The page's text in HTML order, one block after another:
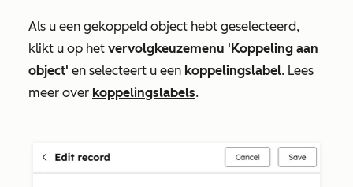
Als u een gekoppeld object hebt geselecteerd,
klikt u op het vervolgkeuzemenu 'Koppeling aan
object' en selecteert u een koppelingslabel. Lees
meer over koppelingslabels.